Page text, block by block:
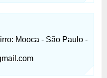
Mooca - São Paulo -